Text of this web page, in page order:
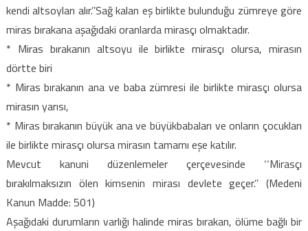
kendi altsoyları alır.’’Sağ kalan eş birlikte bulunduğu zümreye göre
miras bırakanaaşağıdaki oranlarda mirasçı olmaktadır.
* Miras bırakanın altsoyu ile birlikte mirasçı olursa, mirasın
dörtte biri
* Miras bırakanın ana ve baba zümresi ile birlikte mirasçı olursa
mirasın yarısı,
* Miras bırakanın büyük ana ve büyükbabaları ve onların çocukları
ile birlikte mirasçı olursa mirasın tamamı eşe katılır.
Mevcut kanuni düzenlemeler çerçevesinde ‘‘Mirasçı
bırakılmaksızın ölen kimsenin mirası devlete geçer.’’ (Medeni
Kanun Madde: 501)
Aşağıdaki durumların varlığı halinde miras bırakan, ölüme bağlı bir